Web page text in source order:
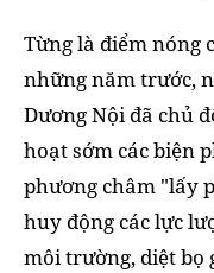
Từng là điểm nóng
những năm trước,
Dương Nội đã chủ
hoạt sớm các biện
phương châm "lấy
huy động các lực
môi trường, diệt bọ